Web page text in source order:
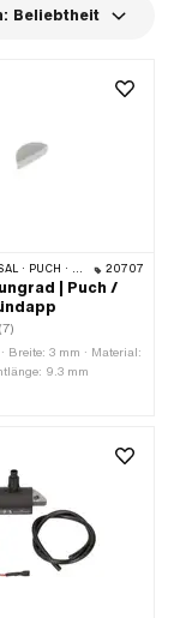
Beliebtheit
BELMONDO · HERCULES · ZÜNDAPP 20707
| Puch /
(7)
Breite: 3 mm · Material:
9.3 mm